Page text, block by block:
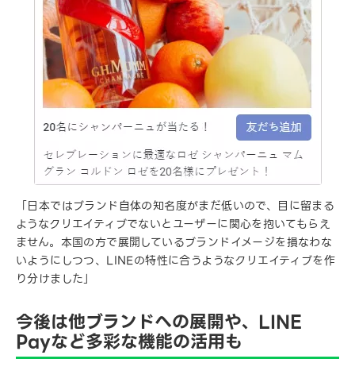
「日本ではブランド自体の知名度がまだ低いので、目に留まる
ようなクリエイティブでないとユーザーに関心を抱いてもらえ
ません。本国の方で展開しているブランドイメージを損なわな
いようにしつつ、LINEの特性に合うようなクリエイティブを作
り分けました」
今後は他ブランドへの展開や、LINE
Payなど多彩な機能の活用も